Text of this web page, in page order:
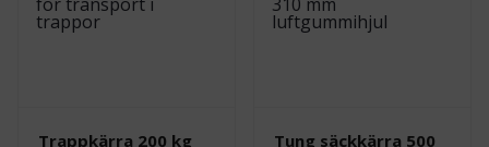
Trappkärra 200 kg
Tung säckkärra 500